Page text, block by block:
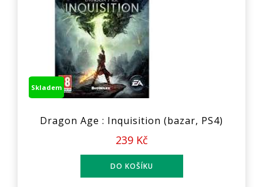
Skladem
Dragon Age : Inquisition (bazar, PS4)
239 Kč